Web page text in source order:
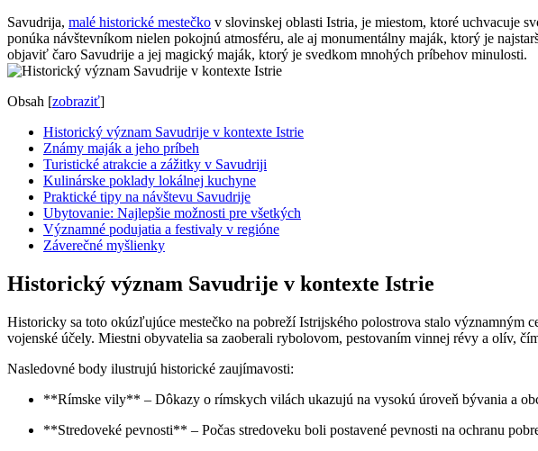
Savudrija, malé historické mestečko v slovinskej oblasti Istria, je miestom, ktoré uchvacuje
ponúka návštevníkom nielen pokojnú atmosféru, ale aj monumentálny maják, ktorý je
objaviť čaro Savudrije a jej magický maják, ktorý je svedkom mnohých príbehov minulosti.
Obsah [zobraziť]
Historický význam Savudrije v kontexte Istrie
Známy maják a jeho príbeh
Turistické atrakcie a zážitky v Savudriji
Kulinárske poklady lokálnej kuchyne
Praktické tipy na návštevu Savudrije
Ubytovanie: Najlepšie možnosti pre všetkých
Významné podujatia a festivaly v regióne
Záverečné myšlienky
Historický význam Savudrije v kontexte Istrie
Historicky sa toto okúzľujúce mestečko na pobreží Istrijského polostrova stalo
vojenské účely. Miestni obyvatelia sa zaoberali rybolovom, pestovaním vinnej révy a olív,
Nasledovné body ilustrujú historické zaujímavosti:
**Rímske vily** – Dôkazy o rímskych vilách ukazujú na vysokú úroveň bývania a
**Stredoveké pevnosti** – Počas stredoveku boli postavené pevnosti na ochranu